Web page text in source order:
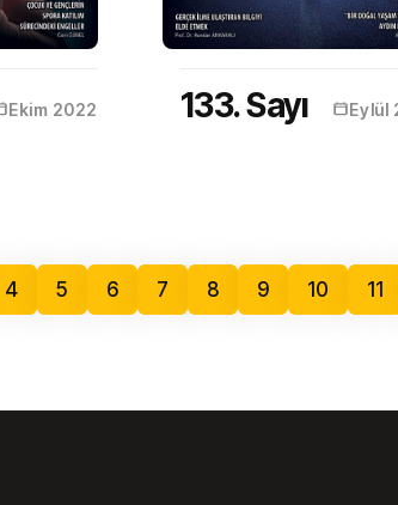
Ekim 2022 133. Sayı Eylül
4 5 6 7 8 9 10 11